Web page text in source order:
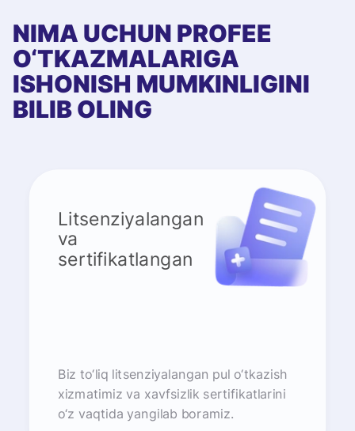
NIMA UCHUN PROFEE
O‘TKAZMALARIGA
ISHONISH MUMKINLIGINI
BILIB OLING
Litsenziyalangan
va
sertifikatlangan
Biz to‘liq litsenziyalangan pul o‘tkazish
xizmatimiz va xavfsizlik sertifikatlarini
o‘z vaqtida yangilab boramiz.